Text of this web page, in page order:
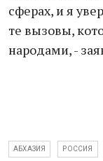
сферах, и я
те вызовы,
народами, -
АБХАЗИЯ РОССИЯ